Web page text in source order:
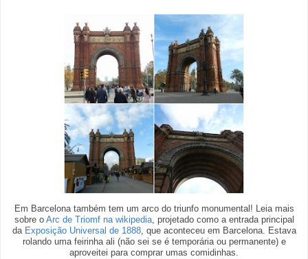
Em Barcelona também tem um arco do triunfo monumental! Leia mais
sobre o Arc de Triomf na wikipedia, projetado como a entrada principal
da Exposição Universal de 1888, que aconteceu em Barcelona. Estava
rolando uma feirinha ali (não sei se é temporária ou permanente) e
aproveitei para comprar umas comidinhas.